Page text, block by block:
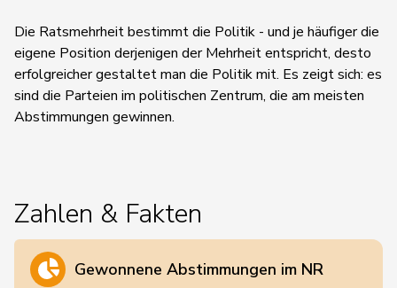
Die Ratsmehrheit bestimmt die Politik - und je häufiger die
eigene Position derjenigen der Mehrheit entspricht, desto
erfolgreicher gestaltet man die Politik mit. Es zeigt sich: es
sind die Parteien im politischen Zentrum, die am meisten
Abstimmungen gewinnen.
Zahlen & Fakten
Gewonnene Abstimmungen im NR